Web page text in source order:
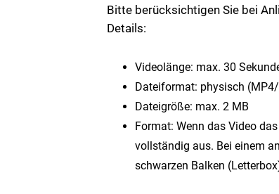
Bitte berücksichtigen Sie bei
Details:
Videolänge: max. 30
Dateiformat: physisch
Dateigröße: max. 2 MB
Format: Wenn das Video
vollständig aus. Bei einem
schwarzen Balken